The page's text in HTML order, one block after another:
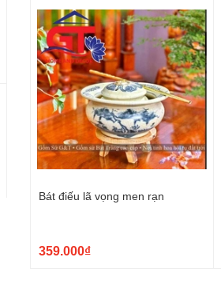
Bát điếu lã vọng men rạn
359.000₫